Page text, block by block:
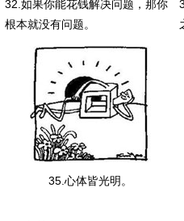
32.如果你能花钱解决问题，那你
根本就没有问题。
35.心体皆光明。